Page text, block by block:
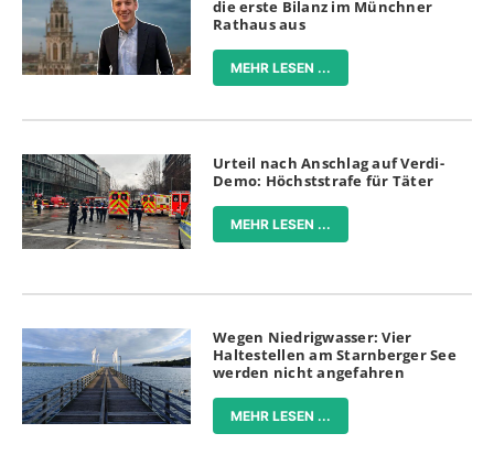
die erste Bilanz im Münchner
Rathaus aus
MEHR LESEN ...
Urteil nach Anschlag auf Verdi-
Demo: Höchststrafe für Täter
MEHR LESEN ...
Wegen Niedrigwasser: Vier
Haltestellen am Starnberger See
werden nicht angefahren
MEHR LESEN ...